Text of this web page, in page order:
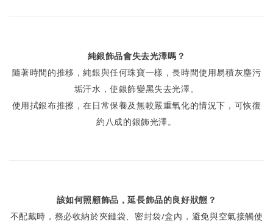
純銀飾品會失去光澤嗎？
隨著時間的推移，純銀與任何珠寶一樣，長時間使用易積灰塵污
垢汗水，使銀飾變黑失去光澤。
使用拭銀布推擦，在日常保養及無較嚴重氧化的情況下，可恢復
約八成的銀飾光澤。
該如何照顧飾品，延長飾品的良好狀態？
不配戴時，務必收納於夾鏈袋、密封袋/盒內，避免與空氣接觸使